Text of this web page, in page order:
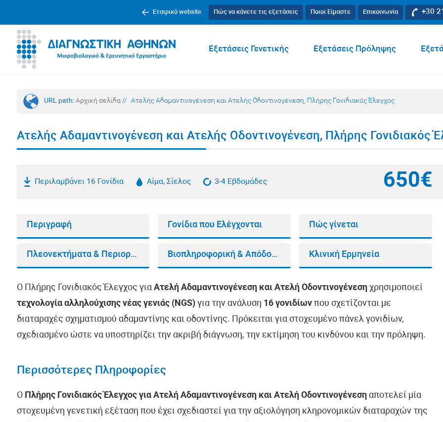
+30
Επικοινωνία
Ποιοι Είμαστε
Πώς να κάνετε τις εξετάσεις
Εταιρικό website
Εξετάσεις Πρόληψης
Εξετάσεις Γενετικής
URL path: Αρχική σελίδα // Ατελής Αδαμαντινογένεση και Ατελής Οδοντινογένεση, Πλήρης Γονιδιακός Έλεγχος
Ατελής Αδαμαντινογένεση και Ατελής Οδοντινογένεση, Πλήρης Γονιδιακός
Περιλαμβάνει 16 Γονίδια Αίμα, Σίελος 3-4 Εβδομάδες 650€
Περιγραφή Γονίδια που Ελέγχονται Πώς γίνεται
Πλεονεκτήματα & Περιορισμοί Βιοπληροφορική & Απόδοση Κλινική Ερμηνεία
Ο Πλήρης Γονιδιακός Έλεγχος για Ατελή Αδαμαντινογένεση και Ατελή Οδοντινογένεσηχρησιμοποιεί
τεχνολογία αλληλούχισης νέας γενιάς (NGS)για την ανάλυση 16 γονιδίωνπου σχετίζονται με
διαταραχές σχηματισμού αδαμαντίνης και οδοντίνης. Πρόκειται για στοχευμένο πάνελ γονιδίων,
σχεδιασμένο ώστε να υποστηρίζει την ακριβή διάγνωση, την εκτίμηση του κινδύνου και την πρόληψη.
Περισσότερες Πληροφορίες
Ο Πλήρης Γονιδιακός Έλεγχος για Ατελή Αδαμαντινογένεση και Ατελή Οδοντινογένεσηαποτελεί μία
στοχευμένη γενετική εξέταση που έχει σχεδιαστεί για την αξιολόγηση κληρονομικών διαταραχών της